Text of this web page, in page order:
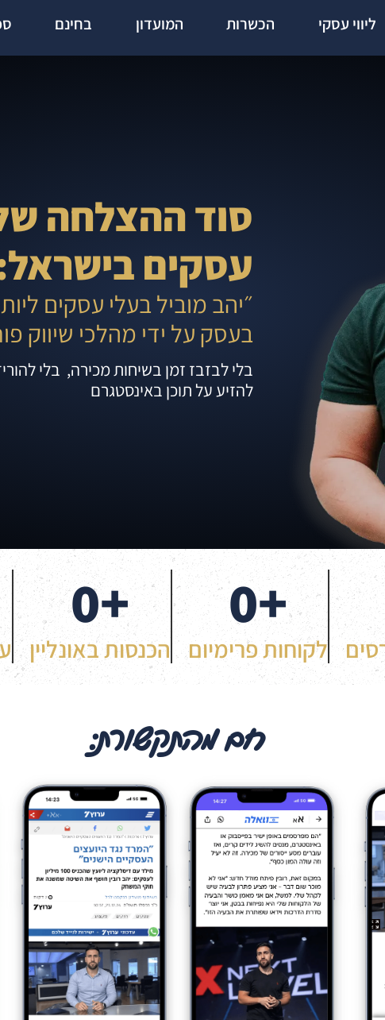
ליווי עסקי הכשרות המועדון בחינם
סוד ההצלחה
עסקים
״יהב מוביל בעלי עסקים
בעסק על ידי מהלכי שיווק
בלי לבזבז זמן בשיחות מכירה, בלי
להזיע על תוכן באינסטגרם
לקוחות פרימיום
+
0
הכנסות באונליין
+
0
חם מהתקשורת: